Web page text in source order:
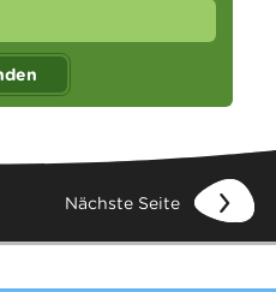
Nächste Seite